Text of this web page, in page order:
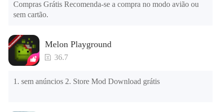
Verifique se o mesmo jogo já existe no telefone; em caso
afirmativo, desinstale-o primeiro; ao desinstalar, o arquivo
novamente
Verifique se a memória do telefone é suficiente, caso
contrário, limpe a memória do telefone primeiro e tente
instalar novamente
Compras Grátis Recomenda-se a compra no modo avião ou
sem cartão.
Melon Playground
36.7
1. sem anúncios 2. Store Mod Download grátis